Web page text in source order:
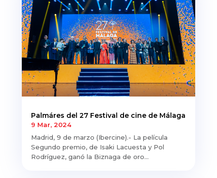
Palmáres del 27 Festival de cine de Málaga
9 Mar, 2024
Madrid, 9 de marzo (Ibercine).- La película
Segundo premio, de Isaki Lacuesta y Pol
Rodríguez, ganó la Biznaga de oro...